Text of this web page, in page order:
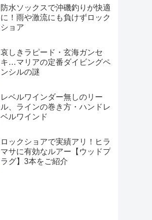
防水ソックスで沖磯釣りが快適
に！雨や激流にも負けずロック
ショア
哀しきラピード・玄海ガンセ
キ…マリアの定番ダイビングペ
ンシルの謎
レベルワインダー無しのリー
ル、ラインの巻き方・ハンドレ
ベルワインド
ロックショアで実績アリ！ヒラ
マサに有効なルアー【ウッドプ
ラグ】3本をご紹介